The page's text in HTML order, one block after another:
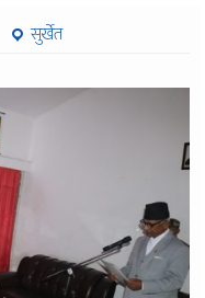
सुर्खेत